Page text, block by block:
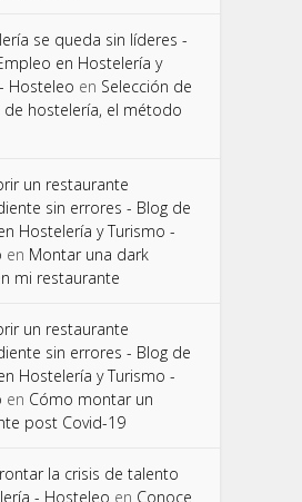
se queda sin líderes -
en Hostelería y
Hosteleo en Selección de
de hostelería, el método
un restaurante
sin errores - Blog de
Hostelería y Turismo -
en Montar una dark
mi restaurante
un restaurante
sin errores - Blog de
Hostelería y Turismo -
en Cómo montar un
post Covid-19
la crisis de talento
- Hosteleo en Conoce